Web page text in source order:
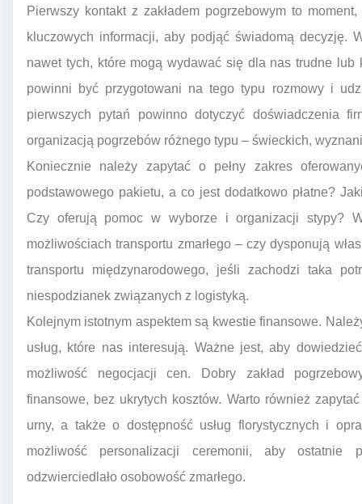
Pierwszy kontakt z zakładem pogrzebowym to
kluczowych informacji, aby podjąć świadomą decyzję.
nawet tych, które mogą wydawać się dla nas trudne
powinni być przygotowani na tego typu rozmowy i
pierwszych pytań powinno dotyczyć doświadczenia
organizacją pogrzebów różnego typu – świeckich,
Koniecznie należy zapytać o pełny zakres
podstawowego pakietu, a co jest dodatkowo płatne?
Czy oferują pomoc w wyborze i organizacji stypy?
możliwościach transportu zmarłego – czy dysponują
transportu międzynarodowego, jeśli zachodzi taka
niespodzianek związanych z logistyką.
Kolejnym istotnym aspektem są kwestie finansowe.
usług, które nas interesują. Ważne jest, aby
możliwość negocjacji cen. Dobry zakład
finansowe, bez ukrytych kosztów. Warto również
urny, a także o dostępność usług florystycznych i
możliwość personalizacji ceremonii, aby ostatnie
odzwierciedlało osobowość zmarłego.